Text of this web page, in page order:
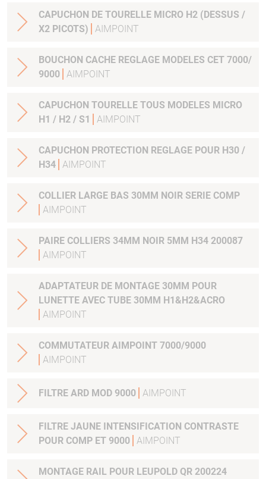
CAPUCHON DE TOURELLE MICRO H2 (DESSUS /
X2 PICOTS)
AIMPOINT
BOUCHON CACHE REGLAGE MODELES CET 7000/
9000 AIMPOINT
CAPUCHON TOURELLE TOUS MODELES MICRO
H1 / H2 / S1
AIMPOINT
CAPUCHON PROTECTION REGLAGE POUR H30 /
H34 AIMPOINT
COLLIER LARGE BAS 30MM NOIR SERIE COMP
AIMPOINT
PAIRE COLLIERS 34MM NOIR 5MM H34 200087
AIMPOINT
ADAPTATEUR DE MONTAGE 30MM POUR
LUNETTE AVEC TUBE 30MM H1&H2&ACRO
AIMPOINT
COMMUTATEUR AIMPOINT 7000/9000
AIMPOINT
FILTRE ARD MOD 9000 AIMPOINT
FILTRE JAUNE INTENSIFICATION CONTRASTE
POUR COMP ET 9000 AIMPOINT
MONTAGE RAIL POUR LEUPOLD QR 200224